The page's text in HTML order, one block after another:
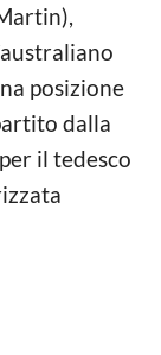
posizione
dalla
il tedesco